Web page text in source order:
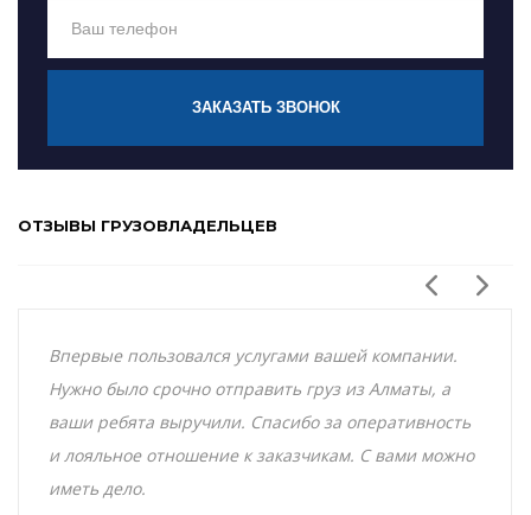
ЗАКАЗАТЬ ЗВОНОК
ОТЗЫВЫ ГРУЗОВЛАДЕЛЬЦЕВ
Впервые пользовался услугами вашей компании.
Нужно было срочно отправить груз из Алматы, а
ваши ребята выручили. Спасибо за оперативность
и лояльное отношение к заказчикам. С вами можно
иметь дело.